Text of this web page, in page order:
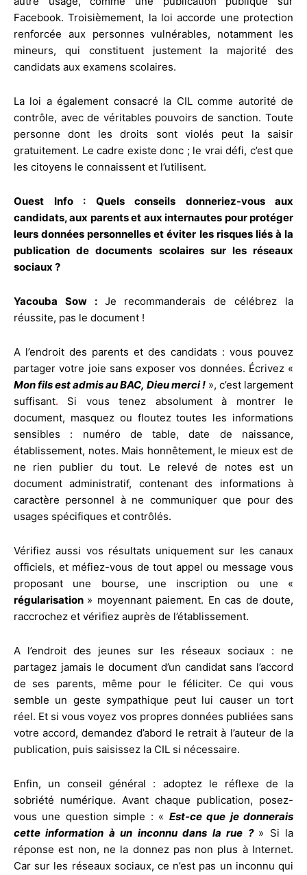
Facebook. Troisièmement, la loi accorde une protection
renforcée aux personnes vulnérables, notamment les
mineurs, qui constituent justement la majorité des
candidats aux examens scolaires.
La loi a également consacré la CIL comme autorité de
contrôle, avec de véritables pouvoirs de sanction. Toute
personne dont les droits sont violés peut la saisir
gratuitement. Le cadre existe donc ; le vrai défi, c’est que
les citoyens le connaissent et l’utilisent.
Ouest Info : Quels conseils donneriez-vous aux
candidats, aux parents et aux internautes pour protéger
leurs données personnelles et éviter les risques liés à la
publication de documents scolaires sur les réseaux
sociaux ?
Yacouba Sow : Je recommanderais de célébrez la
réussite, pas le document !
A l’endroit des parents et des candidats : vous pouvez
partager votre joie sans exposer vos données. Écrivez «
Mon fils est admis au BAC, Dieu merci !», c’est largement
suffisant. Si vous tenez absolument à montrer le
document, masquez ou floutez toutes les informations
sensibles : numéro de table, date de naissance,
établissement, notes. Mais honnêtement, le mieux est de
ne rien publier du tout. Le relevé de notes est un
document administratif, contenant des informations à
caractère personnel à ne communiquer que pour des
usages spécifiques et contrôlés.
Vérifiez aussi vos résultats uniquement sur les canaux
officiels, et méfiez-vous de tout appel ou message vous
proposant une bourse, une inscription ou une «
régularisation » moyennant paiement. En cas de doute,
raccrochez et vérifiez auprès de l’établissement.
A l’endroit des jeunes sur les réseaux sociaux : ne
partagez jamais le document d’un candidat sans l’accord
de ses parents, même pour le féliciter. Ce qui vous
semble un geste sympathique peut lui causer un tort
réel. Et si vous voyez vos propres données publiées sans
votre accord, demandez d’abord le retrait à l’auteur de la
publication, puis saisissez la CIL si nécessaire.
Enfin, un conseil général : adoptez le réflexe de la
sobriété numérique. Avant chaque publication, posez-
vous une question simple : « Est-ce que je donnerais
cette information à un inconnu dans la rue ? » Si la
réponse est non, ne la donnez pas non plus à Internet.
Car sur les réseaux sociaux, ce n’est pas un inconnu qui